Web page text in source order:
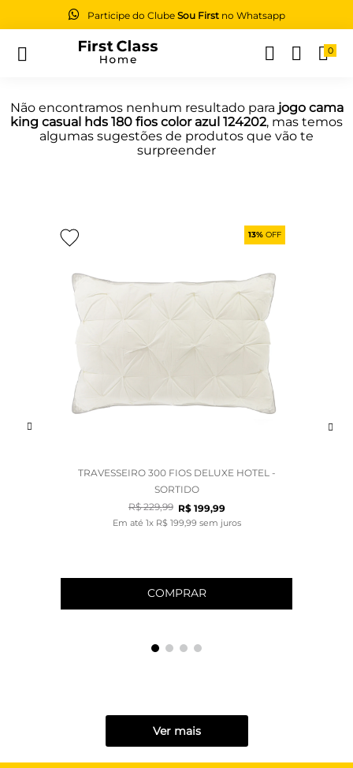
Participe do ClubeSou First no Whatsapp
0
Não encontramos nenhum resultado para jogo cama
king casual hds 180 fios color azul 124202, mas temos
algumas sugestões de produtos que vão te
surpreender
13% OFF
TRAVESSEIRO 300 FIOS DELUXE HOTEL -
SORTIDO
R$ 229,99 R$ 199,99
Em até 1x R$ 199 99 sem juros
COMPRAR
Ver mais